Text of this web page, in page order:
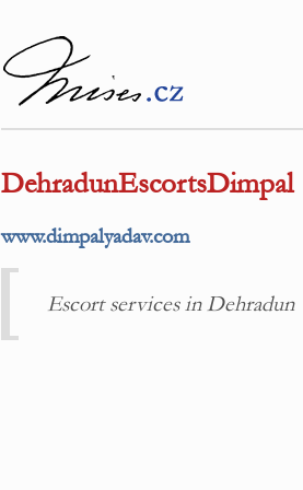
DehradunEscortsDimpal
www.dimpalyadav.com
Escort services in Dehradun